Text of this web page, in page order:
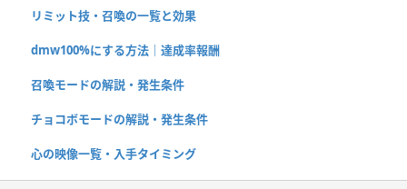
リミット技・召喚の一覧と効果
dmw100%にする方法｜達成率報酬
召喚モードの解説・発生条件
チョコボモードの解説・発生条件
心の映像一覧・入手タイミング